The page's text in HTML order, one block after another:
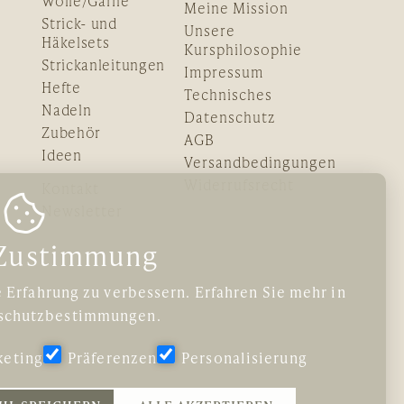
Strick- und
Häkelsets
Strickanleitungen
Hefte
Nadeln
Zubehör
Ideen
Newsletter
Meine Mission
Unsere
Kursphilosophie
Impressum
Technisches
Datenschutz
AGB
Versandbedingungen

zu verbessern. Erfahren Sie mehr in
.
Präferenzen Personalisierung